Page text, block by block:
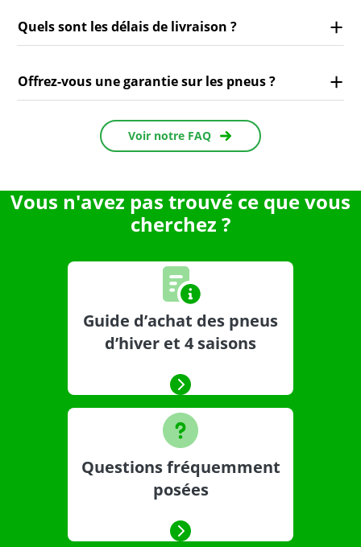
Quels sont les délais de livraison ?
Offrez-vous une garantie sur les pneus ?
Voir notre FAQ
Vous n'avez pas trouvé ce que vous
cherchez ?
Guide d’achat des pneus
d’hiver et 4 saisons
Questions fréquemment
posées